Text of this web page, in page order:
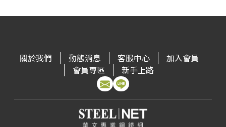
關於我們 動態消息 客服中心
加入會員
會員專區
新手上路